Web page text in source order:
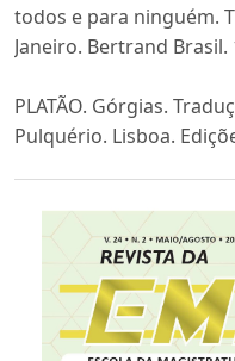
todos e para ninguém.
Janeiro. Bertrand Brasil.
PLATÃO. Górgias.
Pulquério. Lisboa.